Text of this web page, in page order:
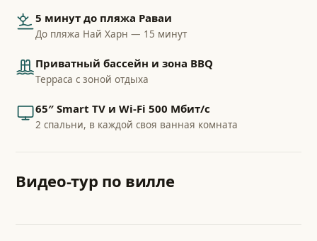
5 минут до пляжа Раваи
До пляжа Най Харн — 15 минут
Приватный бассейн и зона BBQ
Терраса с зоной отдыха
65″ Smart TV и Wi-Fi 500 Мбит/с
2 спальни, в каждой своя ванная комната
Видео-тур по вилле